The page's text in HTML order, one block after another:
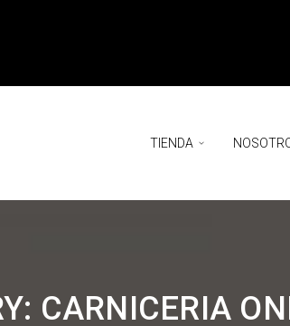
TIENDA
CARNICERIA